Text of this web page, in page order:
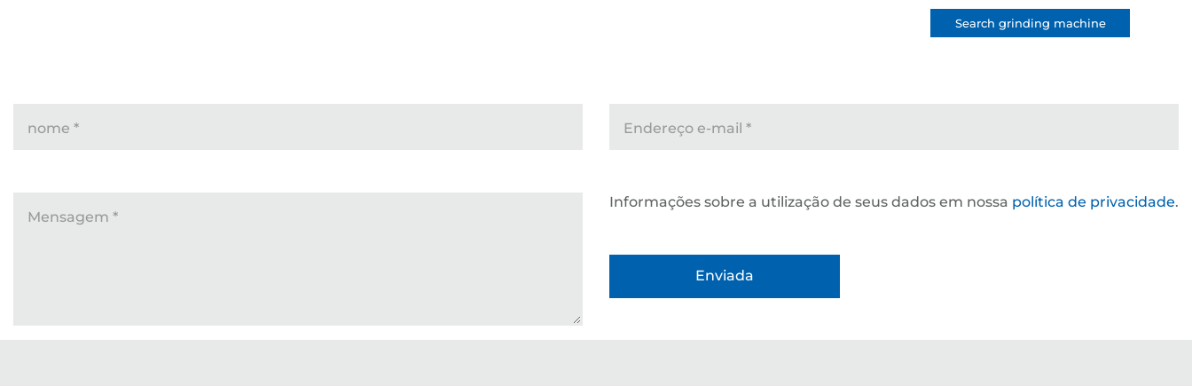
Search grinding machine
nome * Endereço e-mail *
Mensagem *
Informações sobre a utilização de seus dados em nossa política de privacidade.